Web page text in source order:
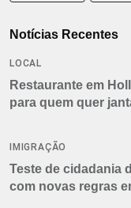
Notícias Recentes
LOCAL
Restaurante em
para quem quer
IMIGRAÇÃO
Teste de cidadania
com novas regras